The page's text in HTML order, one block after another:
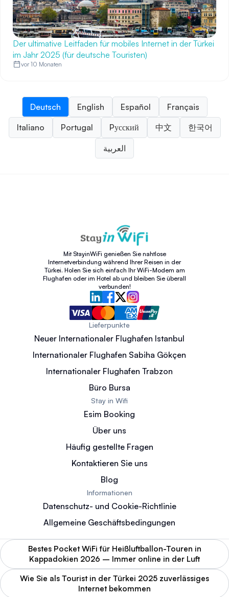
Der ultimative Leitfaden für mobiles Internet in der Türkei
im Jahr 2025 (für deutsche Touristen)
vor 10 Monaten
Deutsch English Español
Français
Italiano
Portugal Pусский 中文 한국어
العربية
Mit StayinWiFi genießen Sie nahtlose
Internetverbindung während Ihrer Reisen in der
Türkei. Holen Sie sich einfach Ihr WiFi-Modem am
Flughafen oder im Hotel ab und bleiben Sie überall
verbunden!
Lieferpunkte
Neuer Internationaler Flughafen Istanbul
Internationaler Flughafen Sabiha Gökçen
Internationaler Flughafen Trabzon
Büro Bursa
Stay in Wifi
Esim Booking
Über uns
Häufig gestellte Fragen
Kontaktieren Sie uns
Blog
Informationen
Datenschutz- und Cookie-Richtlinie
Allgemeine Geschäftsbedingungen
Bestes Pocket WiFi für Heißluftballon-Touren in
Kappadokien 2026 – Immer online in der Luft
Wie Sie als Tourist in der Türkei 2025 zuverlässiges
Internet bekommen